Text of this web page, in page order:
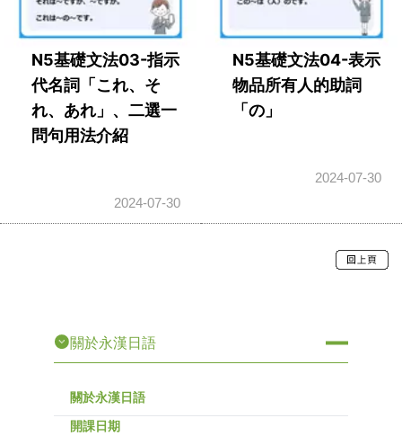
N5基礎文法03-指示
代名詞「これ、そ
れ、あれ」、二選一
問句用法介紹
2024-07-30
N5基礎文法04-表示
物品所有人的助詞
「の」
2024-07-30
關於永漢日語
關於永漢日語
開課日期